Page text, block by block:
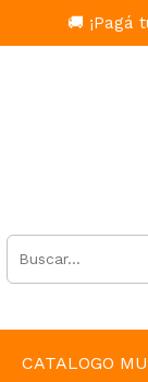
🚚 ¡Pagá
CATALOGO